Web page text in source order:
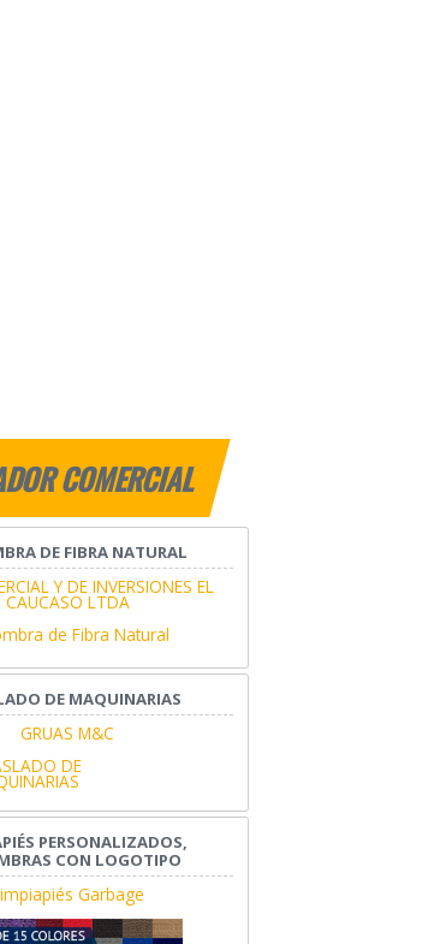
COMERCIAL
DE FIBRA NATURAL
Y DE INVERSIONES EL
CAUCASO LTDA
DE MAQUINARIAS
GRUAS M&C
PERSONALIZADOS,
CON LOGOTIPO
Garbage